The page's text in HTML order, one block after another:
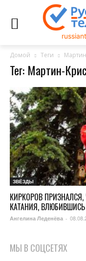
Домой Теги
Тег: Мартин-
ЗВЁЗДЫ
КИРКОРОВ
КАТАНИЯ,
Ангелина Леденёва -
МЫ В СОЦСЕТЯХ